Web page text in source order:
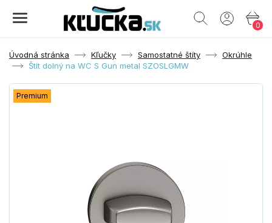
0
Úvodná stránka Kľučky Samostatné štíty
Okrúhle
Štít dolný na WC S Gun metal SZOSLGMW
Premium